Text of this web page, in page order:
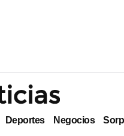
Deportes Negocios